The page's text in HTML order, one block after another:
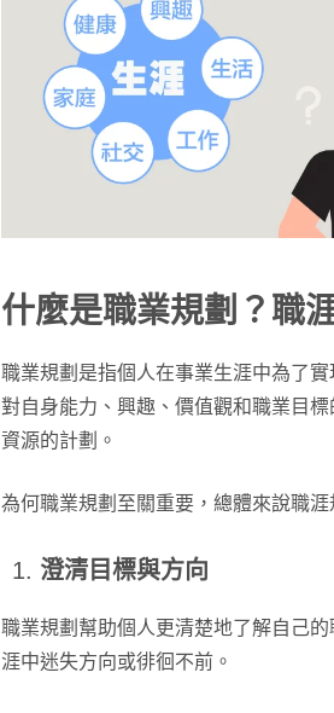
什麼是職業規劃？職
職業規劃是指個人在事業生涯中為了
對自身能力、興趣、價值觀和職業目
資源的計劃。
為何職業規劃至關重要，總體來說職涯
澄清目標與方向
職業規劃幫助個人更清楚地了解自己
涯中迷失方向或徘徊不前。